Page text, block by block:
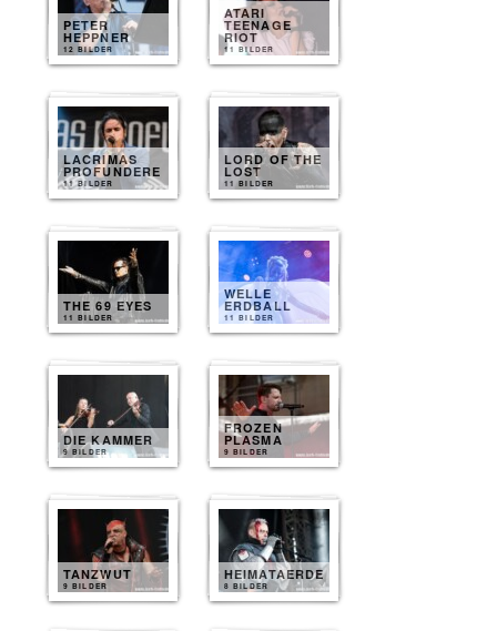
PETER
HEPPNER
12 BILDER
ATARI
TEENAGE
RIOT
11 BILDER
LACRIMAS
PROFUNDERE
11 BILDER
LORD OF THE
LOST
11 BILDER
THE 69 EYES
11 BILDER
WELLE
ERDBALL
11 BILDER
DIE KAMMER
9 BILDER
FROZEN
PLASMA
9 BILDER
TANZWUT
9 BILDER
HEIMATAERDE
8 BILDER